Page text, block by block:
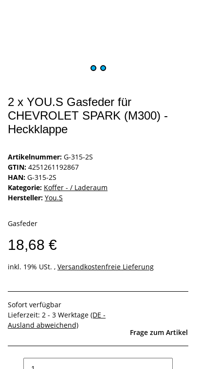
2 x YOU.S Gasfeder für
CHEVROLET SPARK (M300) -
Heckklappe
Artikelnummer: G-315-2S
GTIN: 4251261192867
HAN: G-315-2S
Kategorie: Koffer - / Laderaum
Hersteller: You.S
Gasfeder
18,68 €
inkl. 19% USt. , Versandkostenfreie Lieferung
Sofort verfügbar
Lieferzeit: 2 - 3 Werktage (DE -
Ausland abweichend)
Frage zum Artikel